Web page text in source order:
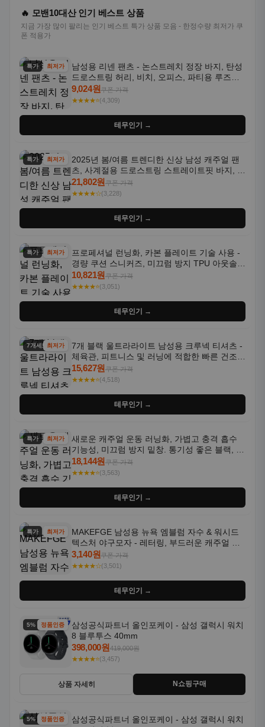
🔥 모밴10대산 인기 베스트 상품
지금 가장 많이 팔리는 인기 베스트 특가 상품 모음 - 한정수량 최저가 쿠
폰 적용가
특가 최저가
남성용 리넨 팬츠 - 논스트레치 정장 바지, 탄성
드로스트링 허리, 비치, 오피스, 파티용 루즈핏
트라우저 - 세탁기 사용 가능한 캐주얼 정장 의
상
9,024원쿠폰 가격
★★★★⭐(4,309)
테무인기 →
특가 최저가
2025년 봄/여름 트렌디한 신상 남성 캐주얼 팬
츠, 사계절용 드로스트링 스트레이트핏 바지, 한
국 스타일, 활용도 높은 아웃도어 및 정장용, 발
목 바지
21,802원쿠폰 가격
★★★★☆(3,228)
테무인기 →
특가 최저가
프로페셔널 런닝화, 카본 플레이트 기술 사용 -
경량 쿠션 스니커즈, 미끄럼 방지 TPU 아웃솔,
통기성 화이트-퍼플 그라데이션, 헬스, 트레이
닝 - 남성용, 여성용, 모든 계절에 적합
10,821원쿠폰 가격
★★★★⭐(3,051)
테무인기 →
7개세트최저가
7개 블랙 울트라라이트 남성용 크루넥 티셔츠 -
체육관, 피트니스 및 러닝에 적합한 빠른 건조,
통기성 좋은 수분 흡수 반팔 운동복
15,627원쿠폰 가격
★★★★⭐(4,518)
테무인기 →
특가 최저가
새로운 캐주얼 운동 러닝화, 가볍고 충격 흡수
기능성, 미끄럼 방지 밑창. 통기성 좋은 블랙, 화
이트, 퍼플 그라데이션 색상
18,144원쿠폰 가격
★★★★⭐(3,563)
테무인기 →
특가 최저가
MAKEFGE 남성용 뉴욕 엠블럼 자수 & 워시드
텍스처 야구모자 - 레터링, 부드러운 캐주얼 모
자, NYC 스타일
3,140원쿠폰 가격
★★★★☆(3,501)
테무인기 →
5% 할인정품인증
삼성공식파트너 올인포케이 - 삼성 갤럭시 워치
8 블루투스 40mm
398,000원419,000원
★★★★⭐(3,457)
상품 자세히 N쇼핑구매
5% 할인정품인증
삼성공식파트너 올인포케이 - 삼성 갤럭시 워치